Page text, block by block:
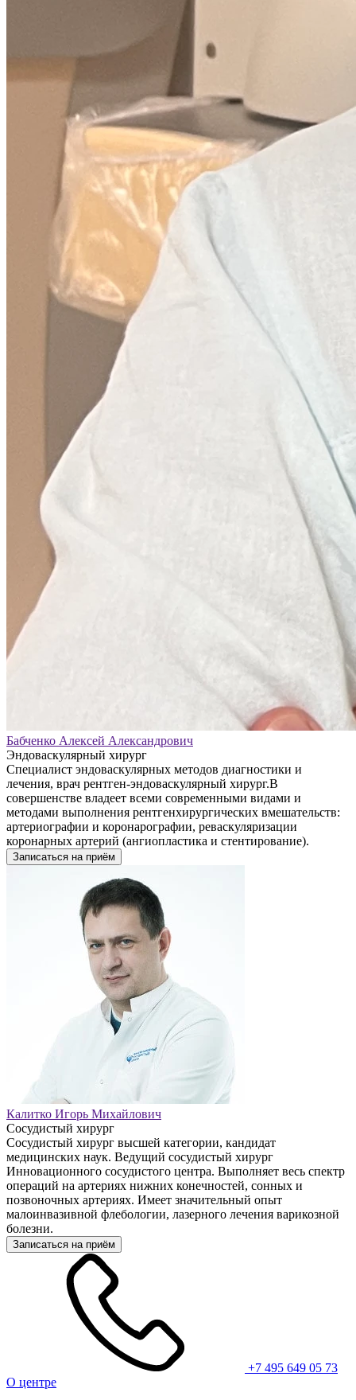
Бабченко Алексей Александрович
Эндоваскулярный хирург
Специалист эндоваскулярных методов диагностики и
лечения, врач рентген-эндоваскулярный хирург.В
совершенстве владеет всеми современными видами и
методами выполнения рентгенхирургических вмешательств:
артериографии и коронарографии, реваскуляризации
коронарных артерий (ангиопластика и стентирование).
Записаться на приём
Калитко Игорь Михайлович
Сосудистый хирург
Сосудистый хирург высшей категории, кандидат
медицинских наук. Ведущий сосудистый хирург
Инновационного сосудистого центра. Выполняет весь спектр
операций на артериях нижних конечностей, сонных и
позвоночных артериях. Имеет значительный опыт
малоинвазивной флебологии, лазерного лечения варикозной
болезни.
Записаться на приём
+7 495 649 05 73
О центре